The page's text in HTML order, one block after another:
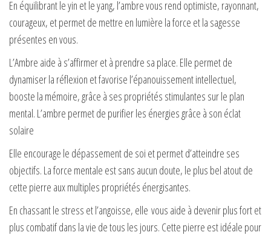
En équilibrant le yin et le yang, l’ambre vous rend optimiste, rayonnant,
courageux, et permet de mettre en lumière la force et la sagesse
présentes en vous.
L’Ambre aide à s’affirmer et à prendre sa place. Elle permet de
dynamiser la réflexion et favorise l’épanouissement intellectuel,
booste la mémoire, grâce à ses propriétés stimulantes sur le plan
mental. L’ambre permet de purifier les énergies grâce à son éclat
solaire
Elle encourage le dépassement de soi et permet d’atteindre ses
objectifs. La force mentale est sans aucun doute, le plus bel atout de
cette pierre aux multiples propriétés énergisantes.
En chassant le stress et l’angoisse, elle vous aide à devenir plus fort et
plus combatif dans la vie de tous les jours. Cette pierre est idéale pour